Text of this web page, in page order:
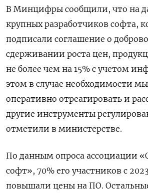
В Минцифры сообщили, что на
крупных разработчиков софта,
подписали соглашение о
сдерживании роста цен,
не более чем на 15% с учетом
этом в случае необходимости
оперативно отреагировать и
другие инструменты
отметили в министерстве.
По данным опроса ассоциации
софт», 70% его участников с
повышали цены на ПО.